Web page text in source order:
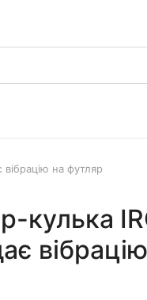
на футляр
кулька